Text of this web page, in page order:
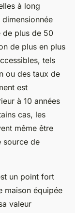
à long
de plus de 50
de plus en plus
tels
ou des taux de
est
à 10 années
cas, les
même être
source de
un point fort
maison équipée
valeur